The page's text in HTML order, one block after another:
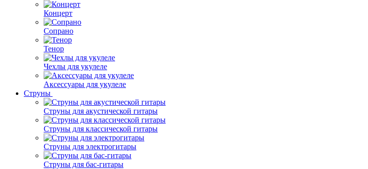
Концерт
Сопрано
Тенор
Чехлы для укулеле
Аксессуары для укулеле
Струны
Струны для акустической гитары
Струны для классической гитары
Струны для электрогитары
Струны для бас-гитары